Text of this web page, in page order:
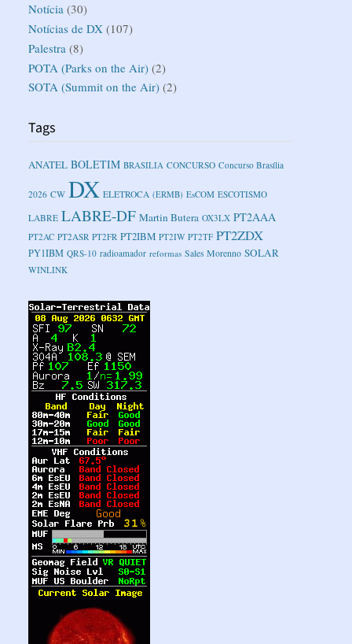
Notícia (30)
Notícias de DX (107)
Palestra (8)
POTA (Parks on the Air) (2)
SOTA (Summit on the Air) (2)
Tags
ANATEL BOLETIM BRASILIA CONCURSO Concurso Brasília
2026 CW DX ELETROCA (ERMB) EsCOM ESCOTISMO
LABRE LABRE-DF Martin Butera OX3LX PT2AAA
PT2AC PT2ASR PT2FR PT2IBM PT2IW PT2TF PT2ZDX
PY1IBM QRS-10 radioamador reformas Sales Morenno SOLAR
WINLINK